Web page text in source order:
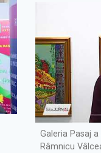
Galeria Pasaj
Râmnicu